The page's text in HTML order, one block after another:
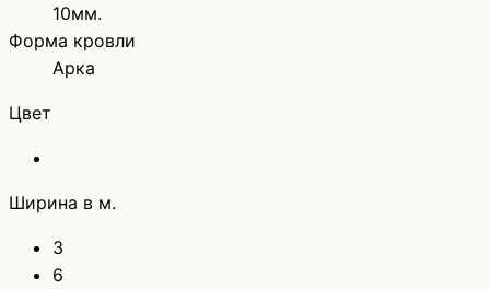
10мм.
Форма кровли
Арка
Цвет
Ширина в м.
3
6